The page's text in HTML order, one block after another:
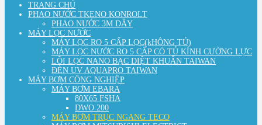
TRANG CHỦ
PHAO NƯỚC TKENO KONROLT
PHAO NƯỚC 3M DÂY
MÁY LỌC NƯỚC
MÁY LỌC RO 5 CẤP LỌC(kHÔNG TỦ)
MÁY LỌC NƯỚC RO 5 CẤP CÓ TỦ KÍNH CƯỜNG LỰC
LÕI LỌC NANO BẠC DIỆT KHUẨN TAIWAN
ĐÈN UV AQUAPRO TAIWAN
MÁY BƠM CÔNG NGHIỆP
MÁY BƠM EBARA
80X65 FSHA
DWO 200
MÁY BƠM TRỤC NGANG TECO